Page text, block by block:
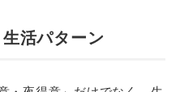
活パターン